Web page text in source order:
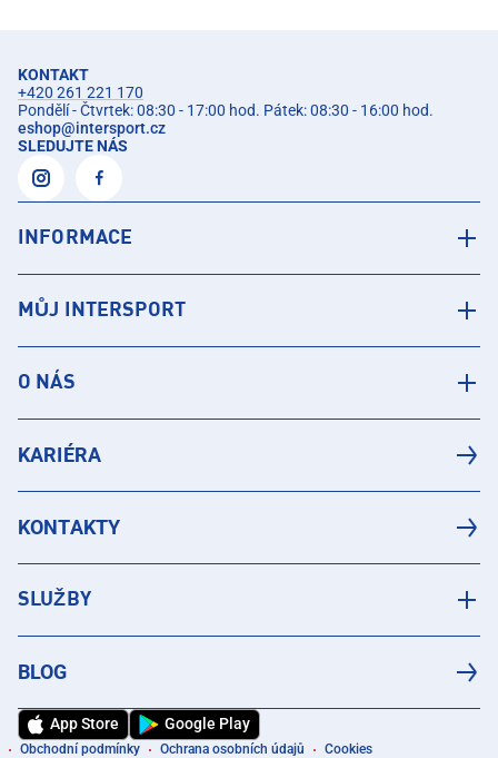
KONTAKT
+420 261 221 170
Pondělí - Čtvrtek: 08:30 - 17:00 hod. Pátek: 08:30 - 16:00 hod.
eshop@intersport.cz
SLEDUJTE NÁS
INFORMACE
MŮJ INTERSPORT
O NÁS
KARIÉRA
KONTAKTY
SLUŽBY
BLOG
App Store Google Play
Obchodní podmínky Ochrana osobních údajů Cookies